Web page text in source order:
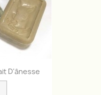
D'ânesse